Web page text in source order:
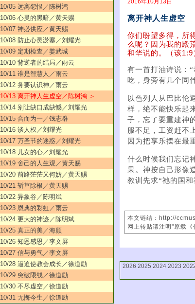
10/05 远离怨恨／陈树鸿
10/06 心灵的黑暗／黄天赐
10/07 神必供应／黄天赐
10/08 防止心灵淤塞／刘耀光
10/09 定期检查／姜武城
10/10 背逆者的结局／雨云
10/11 谁是智慧人／雨云
10/12 务要认识神／雨云
10/13 离开神人生虚空／陈树鸿 ＞
10/14 别让缺口成缺憾／刘耀光
10/15 合而为一／钱志群
10/16 谈人权／刘耀光
10/17 万圣节的迷惑／刘耀光
10/18 儿女的心／刘耀光
10/19 舍己的人生观／黄天赐
10/20 前路茫茫又何妨／黄天赐
10/21 斩草除根／黄天赐
10/22 异象谷／陈明斌
10/23 恩典的彩虹／雨云
10/24 更大的神迹／陈明斌
10/25 真正的美／海颜
10/26 知恩感恩／李文屏
10/27 信与勇气／李文屏
10/28 逼迫使教会成长／徐道励
10/29 突破限线／徐道励
10/30 不尽虚空／徐道励
10/31 无悔今生／徐道励
2016年10月13日
离开神人生虚空
你们盼望多得，所
么呢？因为我的殿
和华说的。（该1:9
有一首打油诗说：
吃，身旁有几个同
以色列人从巴比伦
样，绝不能快乐起
子，忘了要重建神
服不足，工资赶不
因为把享乐摆在最
什么时候我们忘记
果。神按自己形像
教训先求“祂的国
本文链结：http://
网上转贴请注明"原载
2026 2025 2024 2023